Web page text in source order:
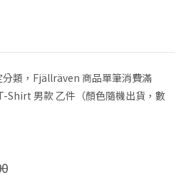
分類，Fjällräven 商品單筆消費滿
Shirt 男款 乙件（顏色隨機出貨，數